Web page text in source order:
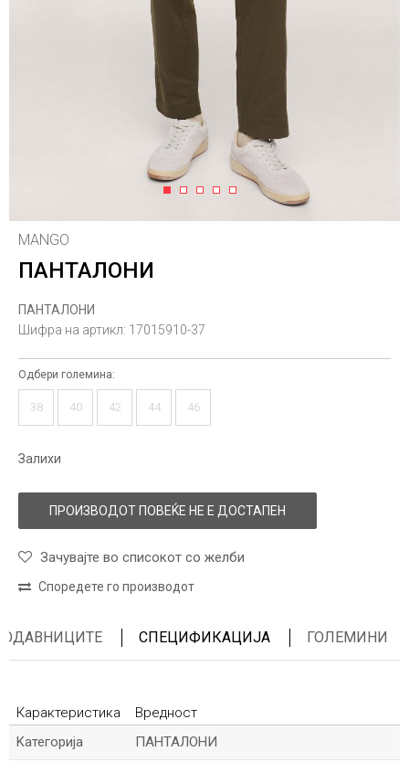
1 2 3 4 5
MANGO
ПАНТАЛОНИ
ПАНТАЛОНИ
Шифра на артикл: 17015910-37
Одбери големина:
38 40 42 44 46
Залихи
ПРОИЗВОДОТ ПОВЕЌЕ НЕ Е ДОСТАПЕН
Зачувајте во списокот со желби
Споредете го производот
СПЕЦИФИКАЦИЈА ГОЛЕМИНИ
Карактеристика
Вредност
Kатегорија
ПАНТАЛОНИ